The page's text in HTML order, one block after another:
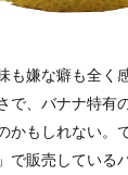
も嫌な癖も全く
で、バナナ特有
かもしれない。
で販売している